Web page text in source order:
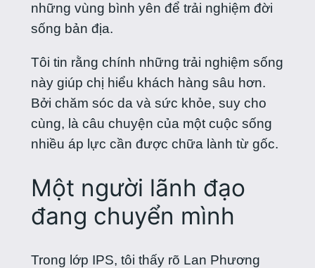
những vùng bình yên để trải nghiệm đời
sống bản địa.
Tôi tin rằng chính những trải nghiệm sống
này giúp chị hiểu khách hàng sâu hơn.
Bởi chăm sóc da và sức khỏe, suy cho
cùng, là câu chuyện của một cuộc sống
nhiều áp lực cần được chữa lành từ gốc.
Một người lãnh đạo
đang chuyển mình
Trong lớp IPS, tôi thấy rõ Lan Phương